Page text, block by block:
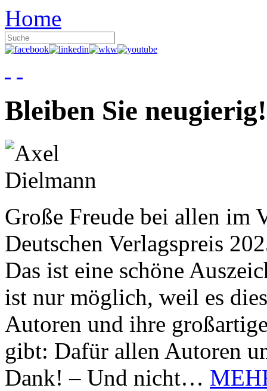
Home
Bleiben Sie neugierig!
Große Freude bei allen im
Deutschen Verlagspreis
Das ist eine schöne
ist nur möglich, weil es
Autoren und ihre
gibt: Dafür allen Autoren
Dank! – Und nicht…